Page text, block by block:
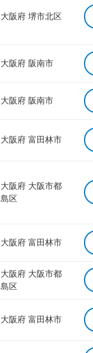
大阪府 堺市北区
大阪府 阪南市
大阪府 阪南市
大阪府 富田林市
大阪府 大阪市都
島区
大阪府 富田林市
大阪府 大阪市都
島区
大阪府 富田林市